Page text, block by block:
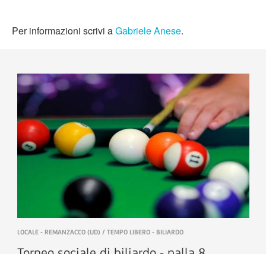
Per informazioni scrivi aGabriele Anese.
LOCALE - REMANZACCO (UD) / TEMPO LIBERO - BILIARDO